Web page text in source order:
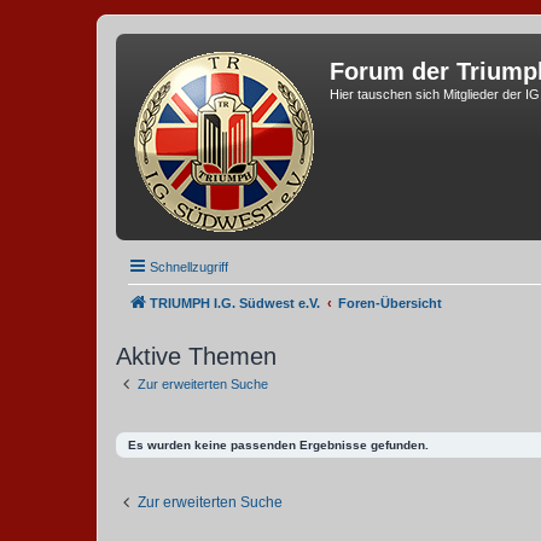
Forum der
Hier tauschen sich Mitglieder der
Schnellzugriff
TRIUMPH I.G. Südwest e.V. Foren-Übersicht
Aktive Themen
Zur erweiterten Suche
Es wurden keine passenden Ergebnisse gefunden.
Zur erweiterten Suche